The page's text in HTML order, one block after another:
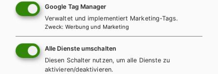
BS GEWERBLICH HTL/FS HUT
Grundkenntnisse Holztechnik, Lernfelder 1
Google Tag Manager
Verwaltet und implementiert Marketing-Tags.
Zweck: Werbung und Marketing
Alle Dienste umschalten
Diesen Schalter nutzen, um alle Dienste zu
aktivieren/deaktivieren.